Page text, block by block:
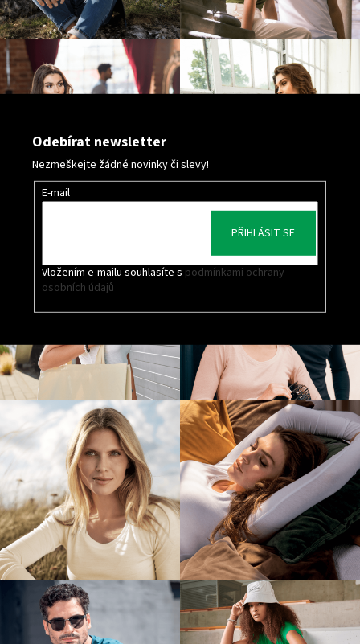
Odebírat newsletter
Nezmeškejte žádné novinky či slevy!
E-mail
Vložením e-mailu souhlasíte s podmínkami ochrany
osobních údajů
PŘIHLÁSIT SE